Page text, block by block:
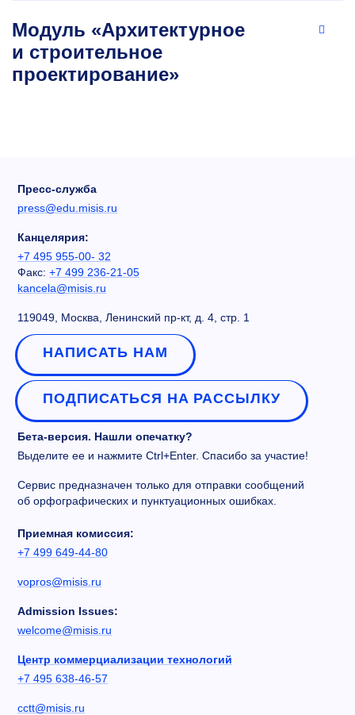
Модуль «Архитектурное
и строительное
проектирование»
Пресс-служба
press@edu.misis.ru
Канцелярия:
+7 495 955-00- 32
Факс: +7 499 236-21-05
kancela@misis.ru
119049, Москва, Ленинский пр-кт, д. 4, стр. 1
НАПИСАТЬ НАМ
ПОДПИСАТЬСЯ НА РАССЫЛКУ
Бета-версия. Нашли опечатку?
Выделите ее и нажмите Ctrl+Enter. Спасибо за участие!
Сервис предназначен только для отправки сообщений
об орфографических и пунктуационных ошибках.
Приемная комиссия:
+7 499 649-44-80
vopros@misis.ru
Admission Issues:
welcome@misis.ru
Центр коммерциализации технологий
+7 495 638-46-57
cctt@misis.ru